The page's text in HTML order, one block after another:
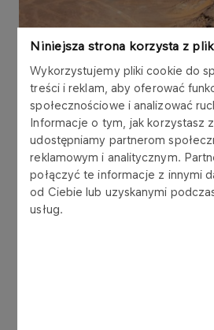
Niniejsza strona korzysta z
Wykorzystujemy pliki cookie do
treści i reklam, aby oferować
społecznościowe i analizować
Informacje o tym, jak korzystasz
udostępniamy partnerom
reklamowym i analitycznym.
połączyć te informacje z innymi
od Ciebie lub uzyskanymi
usług.
About us
ORLEN Upstream North Africa
headquartered in Amsterdam,
subsidiary of the ORLEN
February 2008, the company
through its Libya Branch
district of Tripoli.